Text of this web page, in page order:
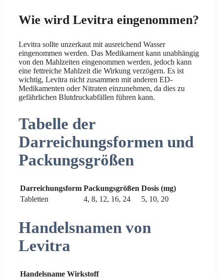
Wie wird Levitra eingenommen?
Levitra sollte unzerkaut mit ausreichend Wasser
eingenommen werden. Das Medikament kann unabhängig
von den Mahlzeiten eingenommen werden, jedoch kann
eine fettreiche Mahlzeit die Wirkung verzögern. Es ist
wichtig, Levitra nicht zusammen mit anderen ED-
Medikamenten oder Nitraten einzunehmen, da dies zu
gefährlichen Blutdruckabfällen führen kann.
Tabelle der
Darreichungsformen und
Packungsgrößen
Darreichungsform Packungsgrößen Dosis (mg)
Tabletten
4, 8, 12, 16, 24 5, 10, 20
Handelsnamen von
Levitra
Handelsname Wirkstoff